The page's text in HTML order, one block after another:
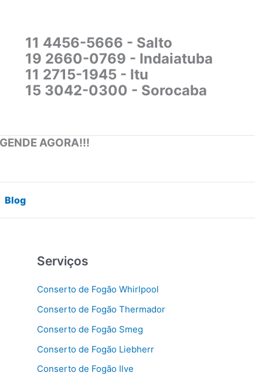
11 4456-5666 - Salto
19 2660-0769 - Indaiatuba
11 2715-1945 - Itu
15 3042-0300 - Sorocaba
AGORA!!!
Blog
Serviços
Conserto de Fogão Whirlpool
Conserto de Fogão Thermador
Conserto de Fogão Smeg
Conserto de Fogão Liebherr
Conserto de Fogão Ilve